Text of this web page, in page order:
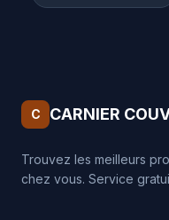
C CARNIER
Trouvez les meilleurs
chez vous. Service